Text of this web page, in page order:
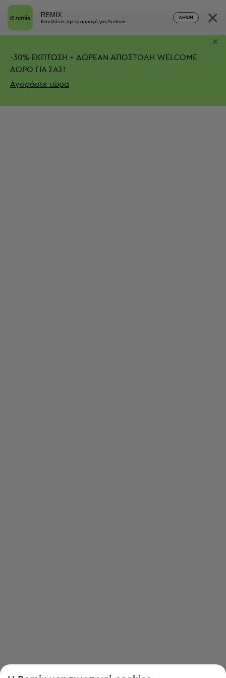
REMIX
Κατεβάστε την εφαρμογή για Android
ΛΉΨΗ ×
-30% ΕΚΠΤΩΣΗ + ΔΩΡΕΑΝ ΑΠΟΣΤΟΛΗ WELCOME
ΔΩΡΟ ΓΙΑ ΣΑΣ!
Αγοράστε τώρα
×